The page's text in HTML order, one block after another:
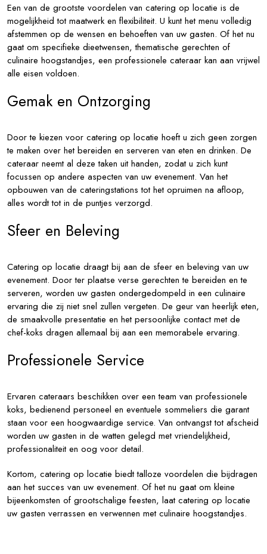
Een van de grootste voordelen van catering op locatie is de
mogelijkheid tot maatwerk en flexibiliteit. U kunt het menu volledig
afstemmen op de wensen en behoeften van uw gasten. Of het nu
gaat om specifieke dieetwensen, thematische gerechten of
culinaire hoogstandjes, een professionele cateraar kan aan vrijwel
alle eisen voldoen.
Gemak en Ontzorging
Door te kiezen voor catering op locatie hoeft u zich geen zorgen
te maken over het bereiden en serveren van eten en drinken. De
cateraar neemt al deze taken uit handen, zodat u zich kunt
focussen op andere aspecten van uw evenement. Van het
opbouwen van de cateringstations tot het opruimen na afloop,
alles wordt tot in de puntjes verzorgd.
Sfeer en Beleving
Catering op locatie draagt bij aan de sfeer en beleving van uw
evenement. Door ter plaatse verse gerechten te bereiden en te
serveren, worden uw gasten ondergedompeld in een culinaire
ervaring die zij niet snel zullen vergeten. De geur van heerlijk eten,
de smaakvolle presentatie en het persoonlijke contact met de
chef-koks dragen allemaal bij aan een memorabele ervaring.
Professionele Service
Ervaren cateraars beschikken over een team van professionele
koks, bedienend personeel en eventuele sommeliers die garant
staan voor een hoogwaardige service. Van ontvangst tot afscheid
worden uw gasten in de watten gelegd met vriendelijkheid,
professionaliteit en oog voor detail.
Kortom, catering op locatie biedt talloze voordelen die bijdragen
aan het succes van uw evenement. Of het nu gaat om kleine
bijeenkomsten of grootschalige feesten, laat catering op locatie
uw gasten verrassen en verwennen met culinaire hoogstandjes.